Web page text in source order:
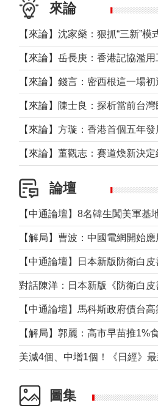
來論
【來論】董觀志：賽道煥新決
論壇
圖集